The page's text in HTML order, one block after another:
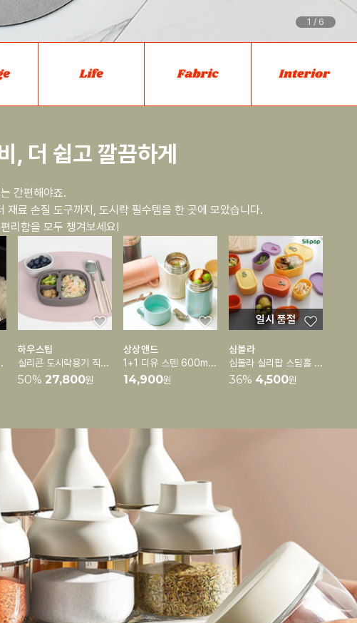
1 / 6
, 더 쉽고 깔끔하게
간편해야죠.
재료 손질 도구까지, 도시락 필수템을 한 곳에 모았습니다.
리함을 모두 챙겨보세요!
이트
하우스팁
실리콘 도시락용기 직장인 도시락통 런치박스 [3단분리가능]
50% 27,800원
상상앤드
1+1 디유 스텐 600ml 보온보냉 도시락통 죽통(스푼포함)
14,900원
일시 품절
심볼라
심볼라 실리팝 스팀홀 실리콘 팩 용기 모음전
36% 4,500원